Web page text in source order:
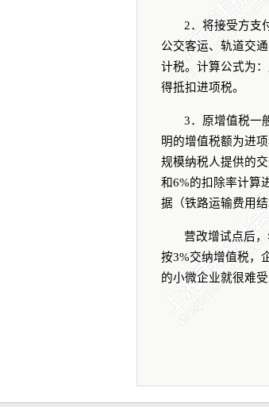
2．将接受方支
公交客运、轨道交
计税。计算公式为
得抵扣进项税。
3．原增值税一
明的增值税额为进
规模纳税人提供的
和6%的扣除率计算
据（铁路运输费用
营改增试点后
按3%交纳增值税，
的小微企业就很难受